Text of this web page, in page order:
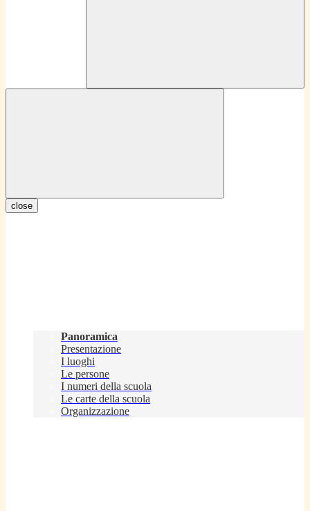
close
Panoramica
Presentazione
I luoghi
Le persone
I numeri della scuola
Le carte della scuola
Organizzazione